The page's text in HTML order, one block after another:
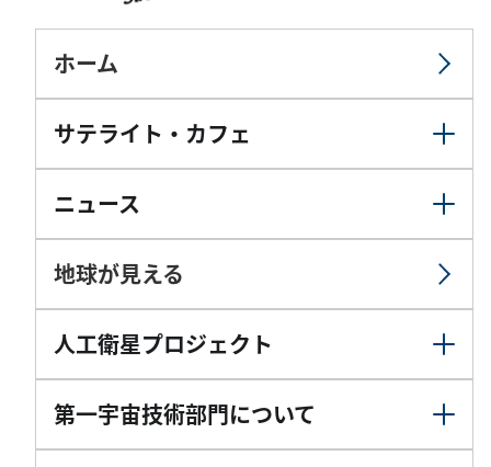
ホーム
サテライト・カフェ
ニュース
地球が見える
人工衛星プロジェクト
第一宇宙技術部門について